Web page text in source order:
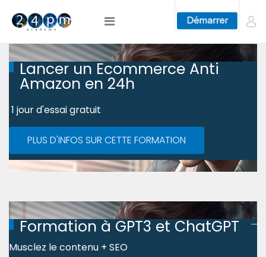
Lancer un Ecommerce Anti
Amazon en 24h
1 jour d'essai gratuit
PLUS D'INFOS SUR CETTE FORMATION
Formation à GPT3 et ChatGPT
Musclez le contenu + SEO